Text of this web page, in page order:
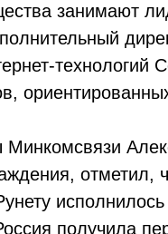
занимают
технологий
Минкомсвязи
отметил,
получила